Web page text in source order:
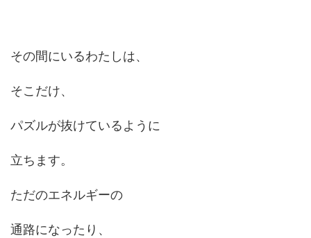
その間にいるわたしは、
そこだけ、
パズルが抜けているように
立ちます。
ただのエネルギーの
通路になったり、